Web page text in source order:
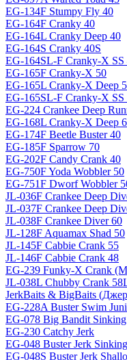
EG-134F Stumpy Fly 40
EG-164F Cranky 40
EG-164L Cranky Deep 40
EG-164S Cranky 40S
EG-164SL-F Cranky-X SS
EG-165F Cranky-X 50
EG-165L Cranky-X Deep
EG-165SL-F Cranky-X SS
EG-224 Crankee Deep
EG-168L Cranky-X Deep
EG-174F Beetle Buster 40
EG-185F Sparrow 70
EG-202F Candy Crank 40
EG-750F Yoda Wobbler 50
EG-751F Dworf Wobbler
JL-036F Crankee Deep
JL-037F Crankee Deep
JL-038F Crankee Diver 60
JL-128F Aquamax Shad 50
JL-145F Cabbie Crank 55
JL-146F Cabbie Crank 48
EG-239 Funky-X Crank
JL-038L Chubby Crank
JerkBaits & BigBaits
EG-228A Buster Swim
EG-078 Big Bandit Sinking
EG-230 Catchy Jerk
EG-048 Buster Jerk Sinking
EG-048S Buster Jerk